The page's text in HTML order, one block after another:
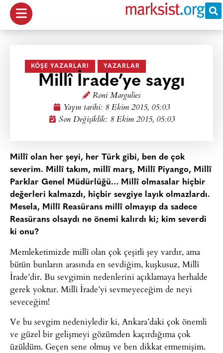
KÖŞE YAZARLARI YAZARLAR
Millî İrade’ye saygı
Roni Margulies
Yayın tarihi: 8 Ekim 2015, 05:03
Son Değişiklik: 8 Ekim 2015, 05:03
Millî olan her şeyi, her Türk gibi, ben de çok
severim. Millî takım, millî marş, Millî Piyango, Millî
Parklar Genel Müdürlüğü… Millî olmasalar hiçbir
değerleri kalmazdı, hiçbir sevgiye layık olmazlardı.
Mesela, Millî Reasürans millî olmayıp da sadece
Reasürans olsaydı ne önemi kalırdı ki; kim severdi
ki onu?
Memleketimizde millî olan çok çeşitli şey vardır, ama
bütün bunların arasında en sevdiğim, kuşkusuz, Millî
İrade’dir. Bu sevgimin nedenlerini açıklamaya herhalde
gerek yoktur. Millî İrade’yi sevmeyeceğim de neyi
seveceğim!
Ve bu sevgim nedeniyledir ki, Ankara’daki çok önemli
ve güzel bir gelişmeyi gözümden kaçırdığıma çok
üzüldüm. Geçen sene olmuş ve ben dikkat etmemişim.